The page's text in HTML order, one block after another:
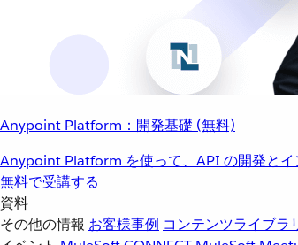
Anypoint Platform：開発基礎 (無料)
Anypoint Platform を使って、API の開発と
無料で受講する
資料
その他の情報 お客様事例 コンテンツライブラ